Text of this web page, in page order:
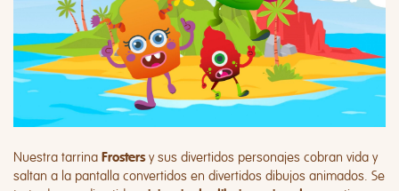
Nuestra tarrina Frostersy sus divertidos personajes cobran vida y
saltan a la pantalla convertidos en divertidos dibujos animados. Se